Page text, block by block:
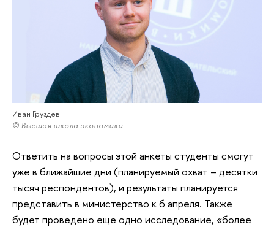
Иван Груздев
© Высшая школа экономики
Ответить на вопросы этой анкеты студенты смогут
уже в ближайшие дни (планируемый охват – десятки
тысяч респондентов), и результаты планируется
представить в министерство к 6 апреля. Также
будет проведено еще одно исследование, «более